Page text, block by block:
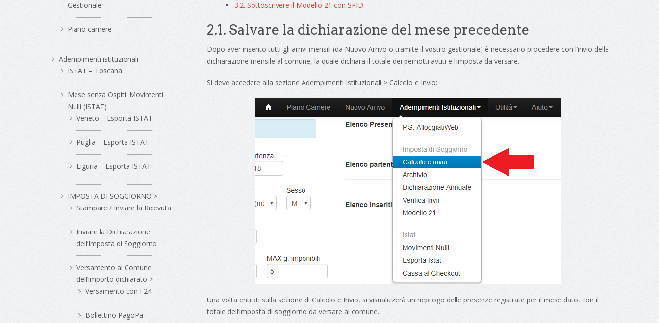
3.2. Sottoscrivere il Modello 21 con SPID.
2.1. Salvare la dichiarazione del mese precedente
Dopo aver inserito tutti gli arrivi mensili (da Nuovo Arrivo o tramite il vostro gestionale) è necessario procedere con l’invio della
dichiarazione mensile al comune, la quale dichiara il totale dei pernotti avuti e l’imposta da versare.
Si deve accedere alla sezione Adempimenti Istituzionali > Calcolo e Invio:
Una volta entrati sulla sezione di Calcolo e Invio, si visualizzerà un riepilogo delle presenze registrate per il mese dato, con il
totale dell’imposta di soggiorno da versare al comune.
Gestionale
Piano camere
Adempimenti istituzionali
ISTAT – Toscana
Mese senza Ospiti: Movimenti
Nulli (ISTAT)
Veneto – Esporta ISTAT
Puglia – Esporta ISTAT
Liguria – Esporta ISTAT
IMPOSTA DI SOGGIORNO >
Stampare / Inviare la Ricevuta
Inviare la Dichiarazione
dell’Imposta di Soggiorno
Versamento al Comune
dell’importo dichiarato >
Versamento con F24
Bollettino PagoPa